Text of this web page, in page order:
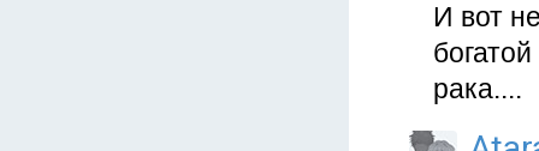
И вот
рака....